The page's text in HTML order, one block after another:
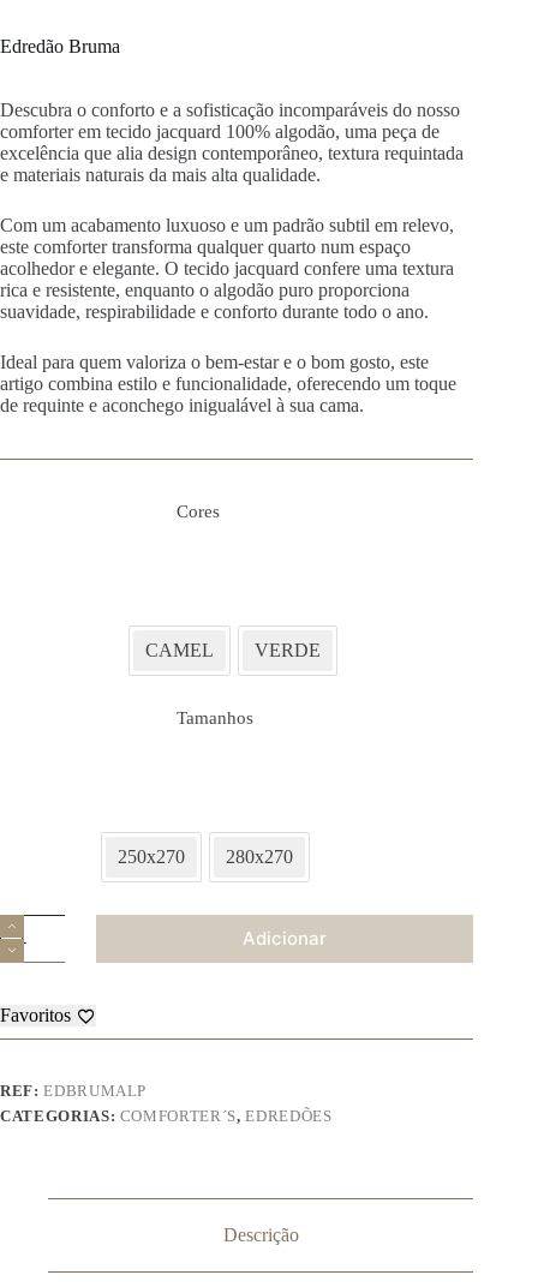
Edredão Bruma
Descubra o conforto e a sofisticação incomparáveis do nosso
comforter em tecido jacquard 100% algodão, uma peça de
excelência que alia design contemporâneo, textura requintada
e materiais naturais da mais alta qualidade.
Com um acabamento luxuoso e um padrão subtil em relevo,
este comforter transforma qualquer quarto num espaço
acolhedor e elegante. O tecido jacquard confere uma textura
rica e resistente, enquanto o algodão puro proporciona
suavidade, respirabilidade e conforto durante todo o ano.
Ideal para quem valoriza o bem-estar e o bom gosto, este
artigo combina estilo e funcionalidade, oferecendo um toque
de requinte e aconchego inigualável à sua cama.
Cores
CAMEL VERDE
Tamanhos
250x270 280x270
Quantidade
de
Edredão
Adicionar
Favoritos
REF:EDBRUMALP
CATEGORIAS: COMFORTER´S,EDREDÕES
Descrição